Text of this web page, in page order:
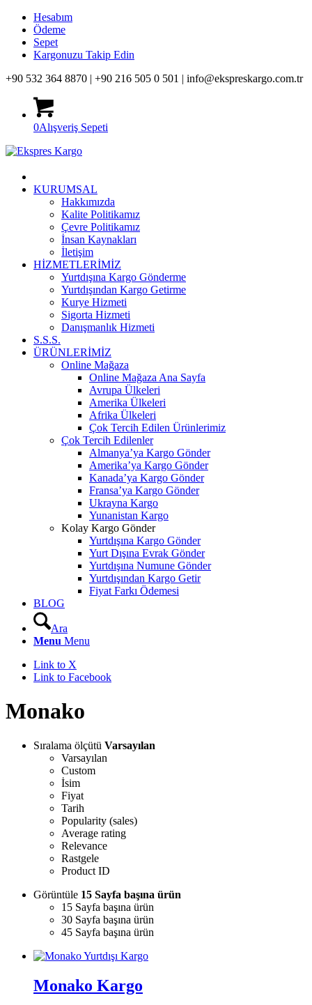
Hesabım
Ödeme
Sepet
Kargonuzu Takip Edin
+90 532 364 8870 | +90 216 505 0 501 | info@ekspreskargo.com.tr
0Alışveriş Sepeti
KURUMSAL
Hakkımızda
Kalite Politikamız
Çevre Politikamız
İnsan Kaynakları
İletişim
HİZMETLERİMİZ
Yurtdışına Kargo Gönderme
Yurtdışından Kargo Getirme
Kurye Hizmeti
Sigorta Hizmeti
Danışmanlık Hizmeti
S.S.S.
ÜRÜNLERİMİZ
Online Mağaza
Online Mağaza Ana Sayfa
Avrupa Ülkeleri
Amerika Ülkeleri
Afrika Ülkeleri
Çok Tercih Edilen Ürünlerimiz
Çok Tercih Edilenler
Almanya’ya Kargo Gönder
Amerika’ya Kargo Gönder
Kanada’ya Kargo Gönder
Fransa’ya Kargo Gönder
Ukrayna Kargo
Yunanistan Kargo
Kolay Kargo Gönder
Yurtdışına Kargo Gönder
Yurt Dışına Evrak Gönder
Yurtdışına Numune Gönder
Yurtdışından Kargo Getir
Fiyat Farkı Ödemesi
BLOG
Ara
Menu Menu
Link to X
Link to Facebook
Monako
Sıralama ölçütü Varsayılan
Varsayılan
Custom
İsim
Fiyat
Tarih
Popularity (sales)
Average rating
Relevance
Rastgele
Product ID
Görüntüle 15 Sayfa başına ürün
15 Sayfa başına ürün
30 Sayfa başına ürün
45 Sayfa başına ürün
Monako Kargo